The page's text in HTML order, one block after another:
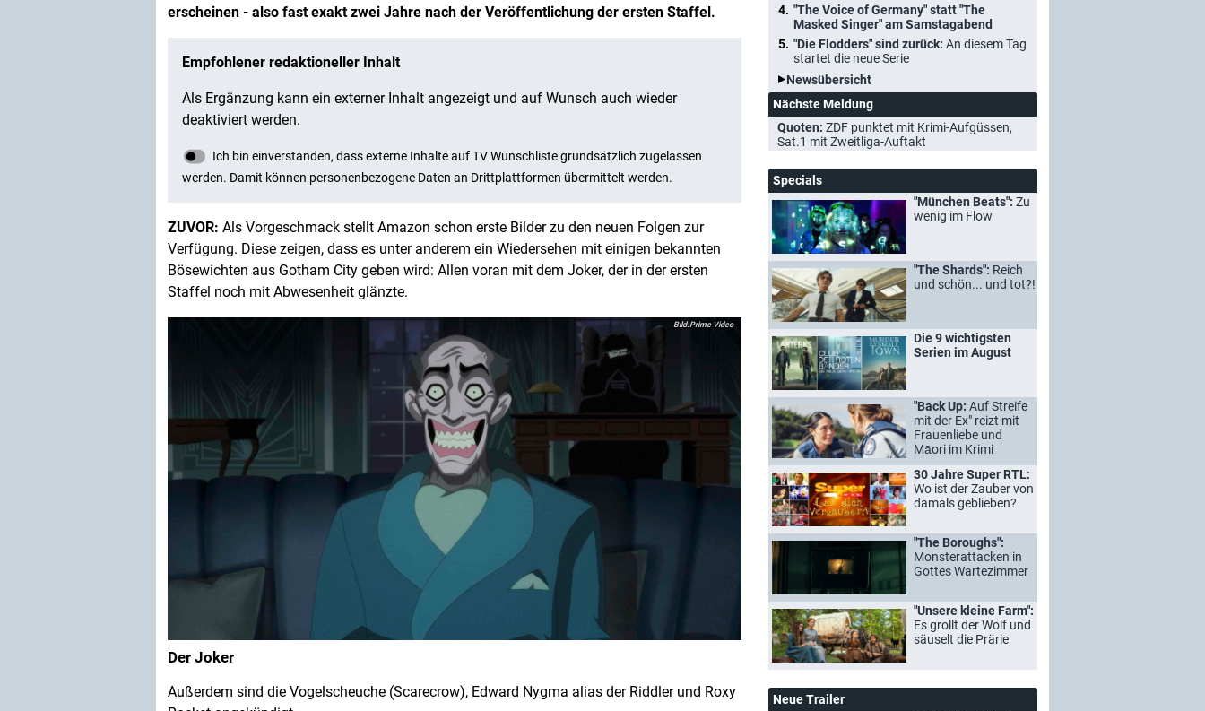
erscheinen - also fast exakt zwei Jahre nach der Veröffentlichung der ersten Staffel.
ZUVOR: Als Vorgeschmack stellt Amazon schon erste Bilder zu den neuen Folgen zur
Verfügung. Diese zeigen, dass es unter anderem ein Wiedersehen mit einigen bekannten
Bösewichten aus Gotham City geben wird: Allen voran mit dem Joker, der in der ersten
Staffel noch mit Abwesenheit glänzte.
Der Joker
Prime Video
Außerdem sind die Vogelscheuche (Scarecrow), Edward Nygma alias der Riddler und Roxy
"The Voice of Germany" statt "The
Masked Singer" am Samstagabend
"Die Flodders" sind zurück: An diesem Tag
startet die neue Serie
Newsübersicht
Nächste Meldung
Quoten: ZDF punktet mit Krimi-Aufgüssen,
Sat.1 mit Zweitliga-Auftakt
Specials
"München Beats": Zu
wenig im Flow
"The Shards": Reich
und schön... und tot?!
Die 9 wichtigsten
Serien im August
"Back Up: Auf Streife
mit der Ex" reizt mit
Frauenliebe und
Māori im Krimi
30 Jahre Super RTL:
Wo ist der Zauber von
damals geblieben?
"The Boroughs":
Monsterattacken in
Gottes Wartezimmer
"Unsere kleine Farm":
Es grollt der Wolf und
säuselt die Prärie
Neue Trailer